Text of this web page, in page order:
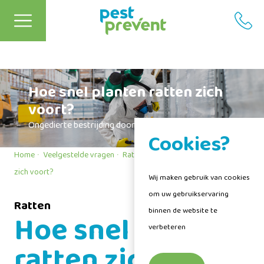
Hoe snel planten ratten zich
voort?
Ongedierte bestrijding door een vakman van Pest Prevent
Home Veelgestelde vragen Ratten
Hoe snel planten ratten
zich voort?
Ratten
Hoe snel planten
Cookies?
Wij maken gebruik van cookies
om uw gebruikservaring
binnen de website te
verbeteren